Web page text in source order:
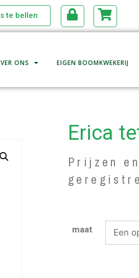
te bellen
ONS EIGEN BOOMKWEKERIJ
Erica
Prijzen
maat